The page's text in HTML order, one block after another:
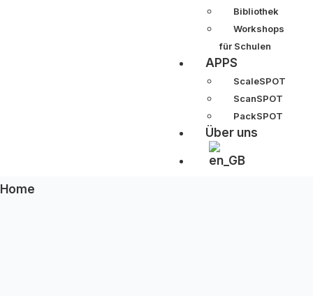
Bibliothek
Workshops
für Schulen
APPS
ScaleSPOT
ScanSPOT
PackSPOT
Über uns
Home